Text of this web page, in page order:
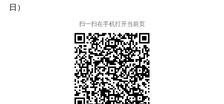
日）
扫一扫在手机打开当前页